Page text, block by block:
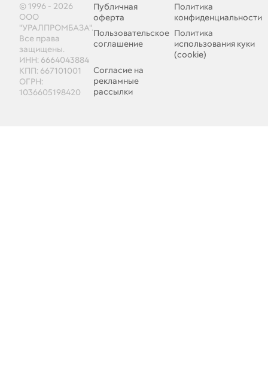
© 1996 - 2026
ООО
"УРАЛПРОМБАЗА".
Все права
защищены.
ИНН: 6664043884
КПП: 667101001
ОГРН:
1036605198420
Публичная
оферта
Политика
конфиденциальности
Пользовательское
соглашение
Политика
использования куки
(cookie)
Согласие на
рекламные
рассылки